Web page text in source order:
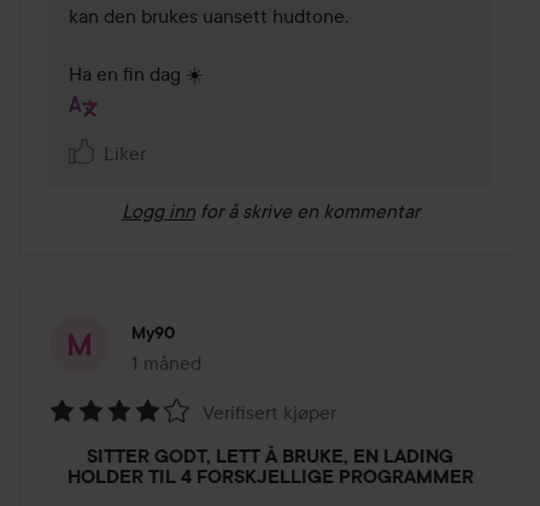
kan den brukes uansett hudtone.
Ha en fin dag ☀️
Liker
Logg inn for å skrive en kommentar
My90
1 måned
Innlegget ble opprettet 1 måned
4
Verifisert kjøper
SITTER GODT, LETT Å BRUKE, EN LADING
HOLDER TIL 4 FORSKJELLIGE PROGRAMMER